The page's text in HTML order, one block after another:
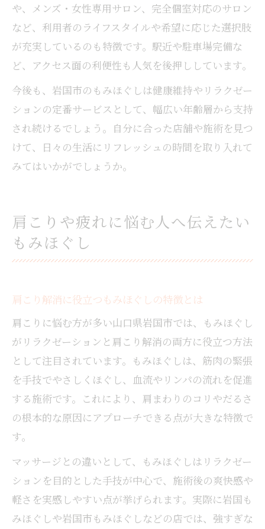
や、メンズ・女性専用サロン、完全個室対応のサロン
など、利用者のライフスタイルや希望に応じた選択肢
が充実しているのも特徴です。駅近や駐車場完備な
ど、アクセス面の利便性も人気を後押ししています。
今後も、岩国市のもみほぐしは健康維持やリラクゼー
ションの定番サービスとして、幅広い年齢層から支持
され続けるでしょう。自分に合った店舗や施術を見つ
けて、日々の生活にリフレッシュの時間を取り入れて
みてはいかがでしょうか。
肩こりや疲れに悩む人へ伝えたい
もみほぐし
肩こり解消に役立つもみほぐしの特徴とは
肩こりに悩む方が多い山口県岩国市では、もみほぐし
がリラクゼーションと肩こり解消の両方に役立つ方法
として注目されています。もみほぐしは、筋肉の緊張
を手技でやさしくほぐし、血流やリンパの流れを促進
する施術です。これにより、肩まわりのコリやだるさ
の根本的な原因にアプローチできる点が大きな特徴で
す。
マッサージとの違いとして、もみほぐしはリラクゼー
ションを目的とした手技が中心で、施術後の爽快感や
軽さを実感しやすい点が挙げられます。実際に岩国も
みほぐしや岩国市もみほぐしなどの店では、強すぎな